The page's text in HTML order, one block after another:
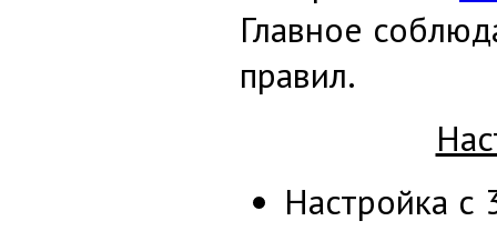
Главное
правил.
Настройка